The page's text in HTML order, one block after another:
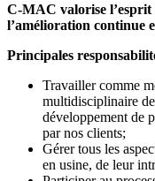
C-MAC valorise l’esprit
l’amélioration continue
Principales
Travailler comme
multidisciplinaire de
développement de
par nos clients;
Gérer tous les
en usine, de leur